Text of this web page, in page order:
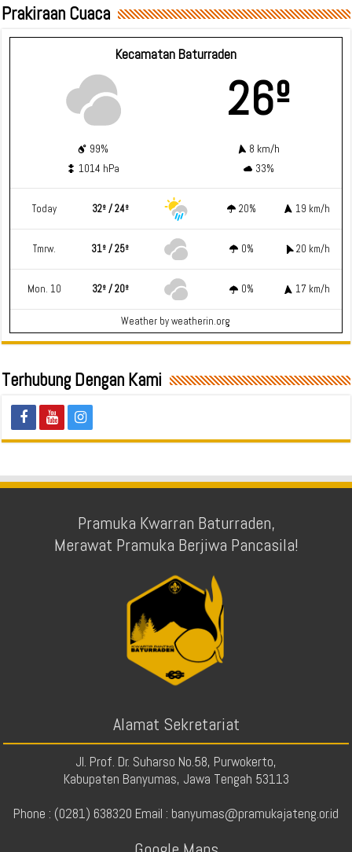
Prakiraan Cuaca
Kecamatan Baturraden
26º
99%
8 km/h
1014 hPa
33%
Today 32º / 24º 20% 19 km/h
Tmrw. 31º / 25º 0% 20 km/h
Mon. 10 32º / 20º 0% 17 km/h
Weather by weatherin.org
Terhubung Dengan Kami
Pramuka Kwarran Baturraden,
Merawat Pramuka Berjiwa Pancasila!
Alamat Sekretariat
Jl. Prof. Dr. Suharso No.58, Purwokerto,
Kabupaten Banyumas, Jawa Tengah 53113
Phone : (0281) 638320 Email : banyumas@pramukajateng.or.id